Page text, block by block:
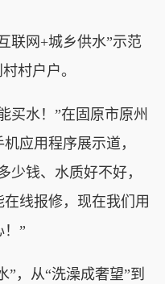
网+城乡供水”示范
村户户。
水！”在固原市原州
应用程序展示道，
少钱、水质好不好，
线报修，现在我们用
”
从“洗澡成奢望”到